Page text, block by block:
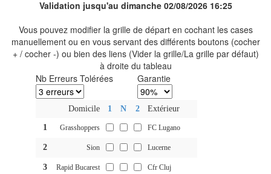
Validation jusqu'au dimanche 02/08/2026 16:25
Vous pouvez modifier la grille de départ en cochant les cases
manuellement ou en vous servant des différents boutons (cocher
+ / cocher -) ou bien des liens (Vider la grille/La grille par défaut)
à droite du tableau
Nb Erreurs Tolérées
Garantie
Domicile 1 N 2 Extérieur
1 Grasshoppers FC Lugano
2 Sion Lucerne
3 Rapid Bucarest Cfr Cluj